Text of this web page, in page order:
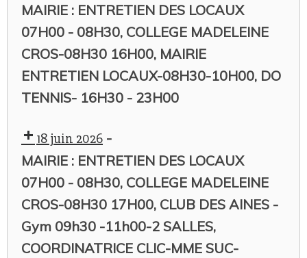
MAIRIE : ENTRETIEN DES LOCAUX
07H00 - 08H30, COLLEGE MADELEINE
CROS-08H30 16H00, MAIRIE
ENTRETIEN LOCAUX-08H30-10H00, DO
TENNIS- 16H30 - 23H00
18 juin 2026 -
MAIRIE : ENTRETIEN DES LOCAUX
07H00 - 08H30, COLLEGE MADELEINE
CROS-08H30 17H00, CLUB DES AINES -
Gym 09h30 -11h00-2 SALLES,
COORDINATRICE CLIC-MME SUC-